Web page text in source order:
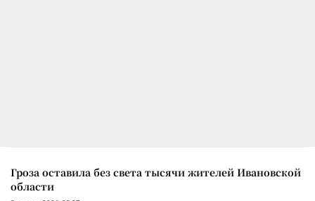
Гроза оставила без света тысячи жителей Ивановской
области